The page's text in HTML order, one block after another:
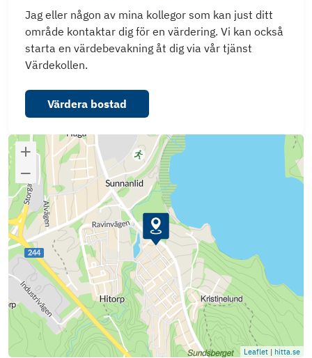
Jag eller någon av mina kollegor som kan just ditt
område kontaktar dig för en värdering. Vi kan också
starta en värdebevakning åt dig via vår tjänst
Värdekollen.
Värdera bostad
Leaflet | hitta.se